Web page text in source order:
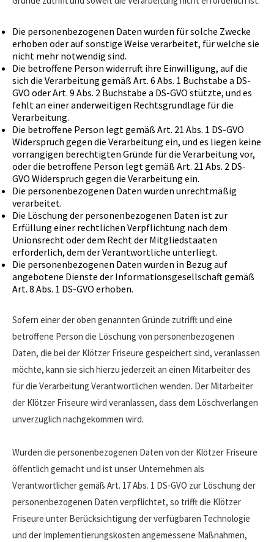
Die personenbezogenen Daten wurden für solche Zwecke
erhoben oder auf sonstige Weise verarbeitet, für welche sie
nicht mehr notwendig sind.
Die betroffene Person widerruft ihre Einwilligung, auf die
sich die Verarbeitung gemäß Art. 6 Abs. 1 Buchstabe a DS-
GVO oder Art. 9 Abs. 2 Buchstabe a DS-GVO stützte, und es
fehlt an einer anderweitigen Rechtsgrundlage für die
Verarbeitung.
Die betroffene Person legt gemäß Art. 21 Abs. 1 DS-GVO
Widerspruch gegen die Verarbeitung ein, und es liegen keine
vorrangigen berechtigten Gründe für die Verarbeitung vor,
oder die betroffene Person legt gemäß Art. 21 Abs. 2 DS-
GVO Widerspruch gegen die Verarbeitung ein.
Die personenbezogenen Daten wurden unrechtmäßig
verarbeitet.
Die Löschung der personenbezogenen Daten ist zur
Erfüllung einer rechtlichen Verpflichtung nach dem
Unionsrecht oder dem Recht der Mitgliedstaaten
erforderlich, dem der Verantwortliche unterliegt.
Die personenbezogenen Daten wurden in Bezug auf
angebotene Dienste der Informationsgesellschaft gemäß
Art. 8 Abs. 1 DS-GVO erhoben.
Sofern einer der oben genannten Gründe zutrifft und eine
betroffene Person die Löschung von personenbezogenen
Daten, die bei der Klötzer Friseure gespeichert sind, veranlassen
möchte, kann sie sich hierzu jederzeit an einen Mitarbeiter des
für die Verarbeitung Verantwortlichen wenden. Der Mitarbeiter
der Klötzer Friseure wird veranlassen, dass dem Löschverlangen
unverzüglich nachgekommen wird.
Wurden die personenbezogenen Daten von der Klötzer Friseure
öffentlich gemacht und ist unser Unternehmen als
Verantwortlicher gemäß Art. 17 Abs. 1 DS-GVO zur Löschung der
personenbezogenen Daten verpflichtet, so trifft die Klötzer
Friseure unter Berücksichtigung der verfügbaren Technologie
und der Implementierungskosten angemessene Maßnahmen,